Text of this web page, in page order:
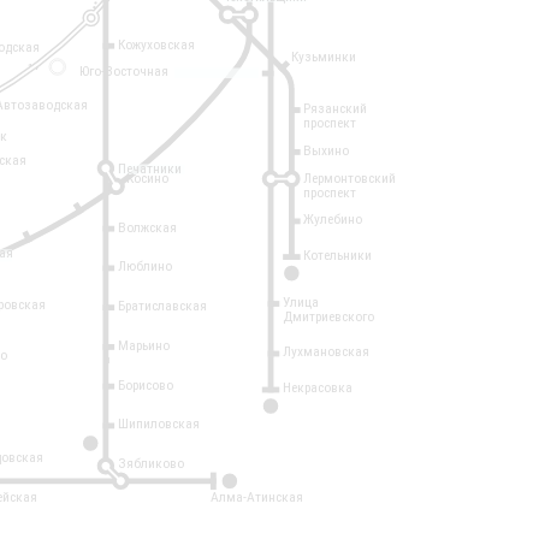
2
14
Кузьминки
Рязанский
проспект
Выхино
Лермонтовский
проспект
Жулебино
Котельники
Кожуховская
Печатники
Волжская
Люблино
Братиславская
Марьино
Борисово
Шипиловская
Зябликово
Алма-Атинская
Улица
Дмитриевского
Лухмановская
Некрасовка
Косино
Юго-Восточная